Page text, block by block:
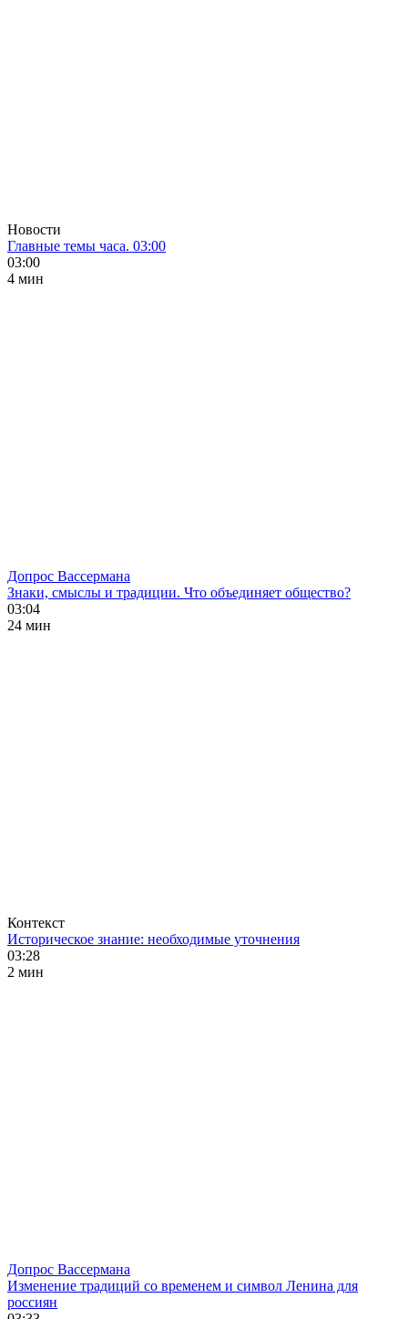
Новости
Главные темы часа. 03:00
03:00
4 мин
Допрос Вассермана
Знаки, смыслы и традиции. Что объединяет общество?
03:04
24 мин
Контекст
Историческое знание: необходимые уточнения
03:28
2 мин
Допрос Вассермана
Изменение традиций со временем и символ Ленина для
россиян